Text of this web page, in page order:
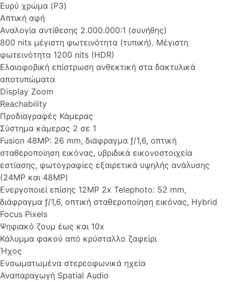
Ευρύ χρώμα (P3)
Απτική αφή
Αναλογία αντίθεσης 2.000.000:1 (συνήθης)
800 nits μέγιστη φωτεινότητα (τυπική). Μέγιστη
φωτεινότητα 1200 nits (HDR)
Ελαιοφοβική επίστρωση ανθεκτική στα δακτυλικά
αποτυπώματα
Display Zoom
Reachability
Προδιαγραφές Κάμερας
Σύστημα κάμερας 2 σε 1
Fusion 48MP: 26 mm, διάφραγμα ƒ/1,6, οπτική
σταθεροποίηση εικόνας, υβριδικά εικονοστοιχεία
εστίασης, φωτογραφίες εξαιρετικά υψηλής ανάλυσης
(24MP και 48MP)
Ενεργοποιεί επίσης 12MP 2x Telephoto: 52 mm,
διάφραγμα ƒ/1,6, οπτική σταθεροποίηση εικόνας, Hybrid
Focus Pixels
Ψηφιακό ζουμ έως και 10x
Κάλυμμα φακού από κρύσταλλο ζαφείρι
Ήχος
Ενσωματωμένα στερεοφωνικά ηχεία
Αναπαραγωγή Spatial Audio